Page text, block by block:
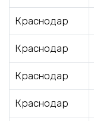
Краснодар
Краснодар
Краснодар
Краснодар